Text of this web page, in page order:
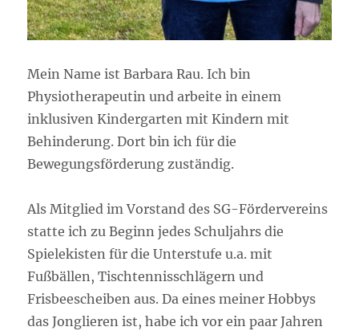
Mein Name ist Barbara Rau. Ich bin
Physiotherapeutin und arbeite in einem
inklusiven Kindergarten mit Kindern mit
Behinderung. Dort bin ich für die
Bewegungsförderung zuständig.
Als Mitglied im Vorstand des SG-Fördervereins
statte ich zu Beginn jedes Schuljahrs die
Spielekisten für die Unterstufe u.a. mit
Fußbällen, Tischtennisschlägern und
Frisbeescheiben aus. Da eines meiner Hobbys
das Jonglieren ist, habe ich vor ein paar Jahren